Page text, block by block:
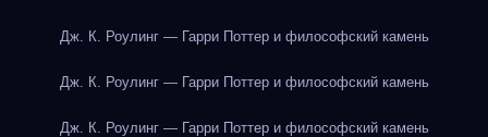
Дж. К. Роулинг — Гарри Поттер и философский камень
Дж. К. Роулинг — Гарри Поттер и философский камень
Дж. К. Роулинг — Гарри Поттер и философский камень